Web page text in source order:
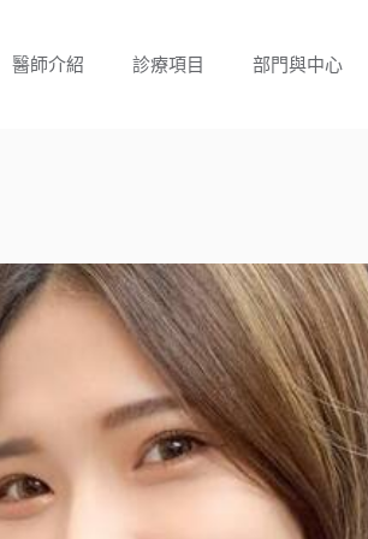
醫師介紹 診療項目 部門與中心